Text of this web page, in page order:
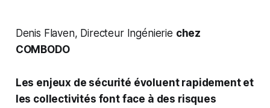
Denis Flaven, Directeur Ingénierie chez
COMBODO
Les enjeux de sécurité évoluent rapidement et
les collectivités font face à des risques